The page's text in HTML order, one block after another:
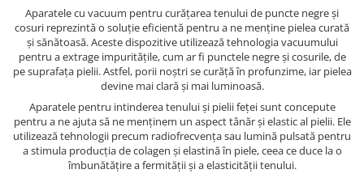
Aparatele cu vacuum pentru curățarea tenului de puncte negre și
cosuri reprezintă o soluție eficientă pentru a ne menține pielea curată
și sănătoasă. Aceste dispozitive utilizează tehnologia vacuumului
pentru a extrage impuritățile, cum ar fi punctele negre și cosurile, de
pe suprafața pielii. Astfel, porii noștri se curăță în profunzime, iar pielea
devine mai clară și mai luminoasă.
Aparatele pentru intinderea tenului și pielii feței sunt concepute
pentru a ne ajuta să ne menținem un aspect tânăr și elastic al pielii. Ele
utilizează tehnologii precum radiofrecvența sau lumină pulsată pentru
a stimula producția de colagen și elastină în piele, ceea ce duce la o
îmbunătățire a fermității și a elasticității tenului.